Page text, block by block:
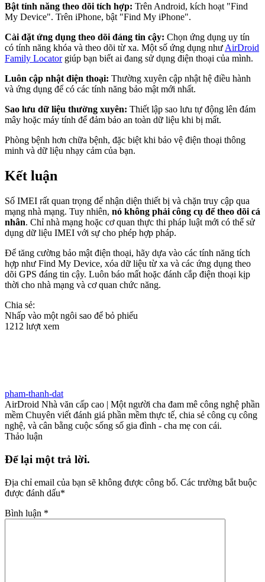
Bật tính năng theo dõi tích hợp: Trên Android, kích hoạt "Find
My Device". Trên iPhone, bật "Find My iPhone".
Cài đặt ứng dụng theo dõi đáng tin cậy: Chọn ứng dụng uy tín
có tính năng khóa và theo dõi từ xa. Một số ứng dụng như AirDroid
Family Locatorgiúp bạn biết ai đang sử dụng điện thoại của mình.
Luôn cập nhật điện thoại: Thường xuyên cập nhật hệ điều hành
và ứng dụng để có các tính năng bảo mật mới nhất.
Sao lưu dữ liệu thường xuyên: Thiết lập sao lưu tự động lên đám
mây hoặc máy tính để đảm bảo an toàn dữ liệu khi bị mất.
Phòng bệnh hơn chữa bệnh, đặc biệt khi bảo vệ điện thoại thông
minh và dữ liệu nhạy cảm của bạn.
Kết luận
Số IMEI rất quan trọng để nhận diện thiết bị và chặn truy cập qua
mạng nhà mạng. Tuy nhiên, nó không phải công cụ để theo dõi cá
nhân. Chỉ nhà mạng hoặc cơ quan thực thi pháp luật mới có thể sử
dụng dữ liệu IMEI với sự cho phép hợp pháp.
Để tăng cường bảo mật điện thoại, hãy dựa vào các tính năng tích
hợp như Find My Device, xóa dữ liệu từ xa và các ứng dụng theo
dõi GPS đáng tin cậy. Luôn báo mất hoặc đánh cắp điện thoại kịp
thời cho nhà mạng và cơ quan chức năng.
Chia sẻ:
Nhấp vào một ngôi sao để bỏ phiếu
1212 lượt xem
pham-thanh-dat
AirDroid Nhà văn cấp cao | Một người cha đam mê công nghệ phần
mềm Chuyên viết đánh giá phần mềm thực tế, chia sẻ công cụ công
nghệ, và cân bằng cuộc sống số gia đình - cha mẹ con cái.
Thảo luận
Để lại một trả lời.
Địa chỉ email của bạn sẽ không được công bố. Các trường bắt buộc
được đánh dấu*
Bình luận *